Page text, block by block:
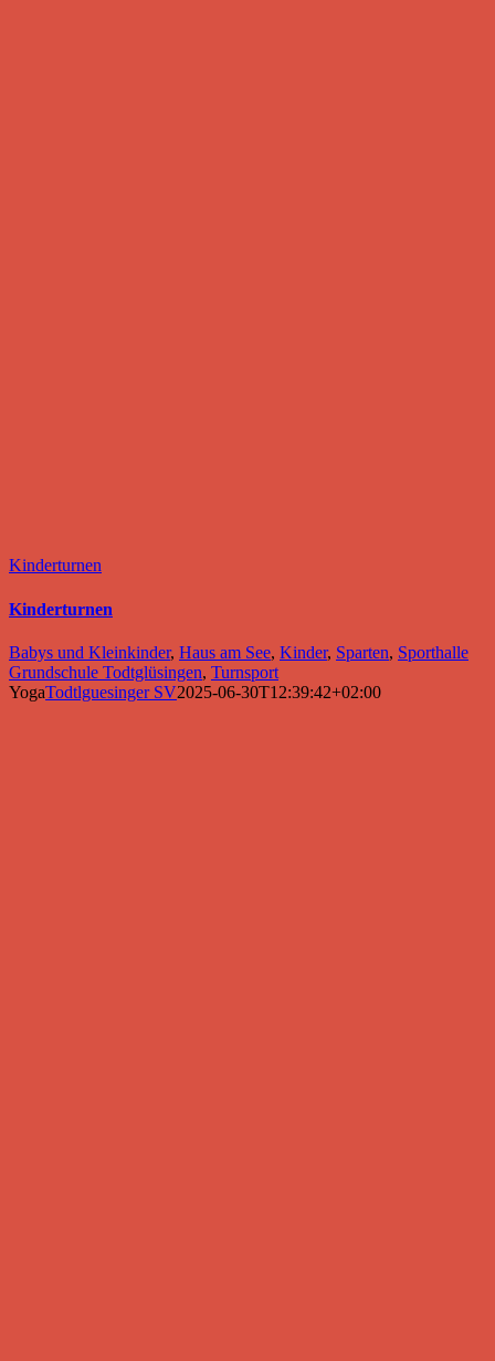
Kinderturnen
Kinderturnen
Babys und Kleinkinder, Haus am See, Kinder, Sparten, Sporthalle
Grundschule Todtglüsingen, Turnsport
YogaTodtlguesinger SV2025-06-30T12:39:42+02:00